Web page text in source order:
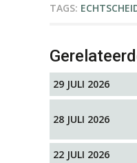
TAGS:
29 JULI 2026
28 JULI 2026
22 JULI 2026